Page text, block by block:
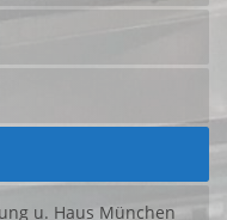
u. Haus München